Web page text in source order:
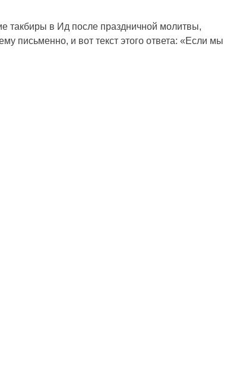
такбиры в Ид после праздничной молитвы,
письменно, и вот текст этого ответа: «Если мы